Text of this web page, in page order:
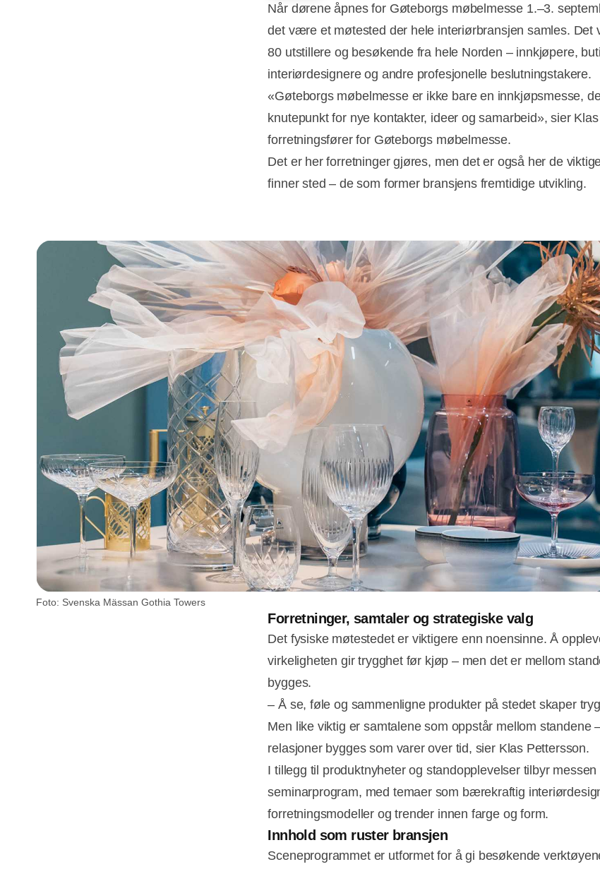
Når dørene åpnes for Gøteborgs møbelmesse 1.–3.
det være et møtested der hele interiørbransjen samles. Det
80 utstillere og besøkende fra hele Norden – innkjøpere,
interiørdesignere og andre profesjonelle beslutningstakere.
«Gøteborgs møbelmesse er ikke bare en innkjøpsmesse,
knutepunkt for nye kontakter, ideer og samarbeid», sier
forretningsfører for Gøteborgs møbelmesse.
Det er her forretninger gjøres, men det er også her de
finner sted – de som former bransjens fremtidige utvikling.
Foto: Svenska Mässan Gothia Towers
Forretninger, samtaler og strategiske valg
Det fysiske møtestedet er viktigere enn noensinne. Å
virkeligheten gir trygghet før kjøp – men det er mellom
bygges.
– Å se, føle og sammenligne produkter på stedet skaper
Men like viktig er samtalene som oppstår mellom standene
relasjoner bygges som varer over tid, sier Klas Pettersson.
I tillegg til produktnyheter og standopplevelser tilbyr
seminarprogram, med temaer som bærekraftig
forretningsmodeller og trender innen farge og form.
Innhold som ruster bransjen
Sceneprogrammet er utformet for å gi besøkende